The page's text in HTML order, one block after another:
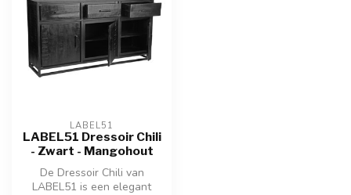
LABEL51
LABEL51 Dressoir Chili
- Zwart - Mangohout
De Dressoir Chili van
LABEL51 is een elegant